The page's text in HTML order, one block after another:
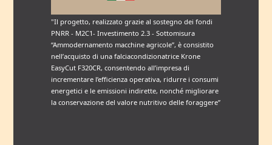
"Il progetto, realizzato grazie al sostegno dei fondi
PNRR - M2C1- Investimento 2.3 - Sottomisura
“Ammodernamento macchine agricole”, è consistito
nell’acquisto di una falciacondizionatrice Krone
EasyCut F320CR, consentendo all’impresa di
incrementare l’efficienza operativa, ridurre i consumi
energetici e le emissioni indirette, nonché migliorare
la conservazione del valore nutritivo delle foraggere”